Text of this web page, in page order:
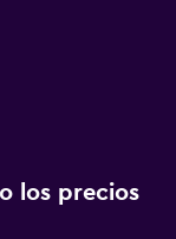
los precios